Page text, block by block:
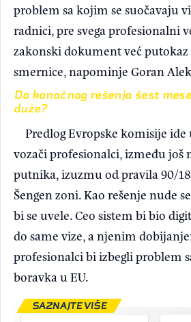
problem sa kojim se suočavaju
radnici, pre svega profesionalni
zakonski dokument već
smernice, napominje Goran
Do konačnog rešenja šest
duže?
Predlog Evropske komisije ide
vozači profesionalci, između još
putnika, izuzmu od pravila 90/
Šengen zoni. Kao rešenje nude
bi se uvele. Ceo sistem bi bio
do same vize, a njenim
profesionalci bi izbegli problem
boravka u EU.
SAZNAJTE VIŠE